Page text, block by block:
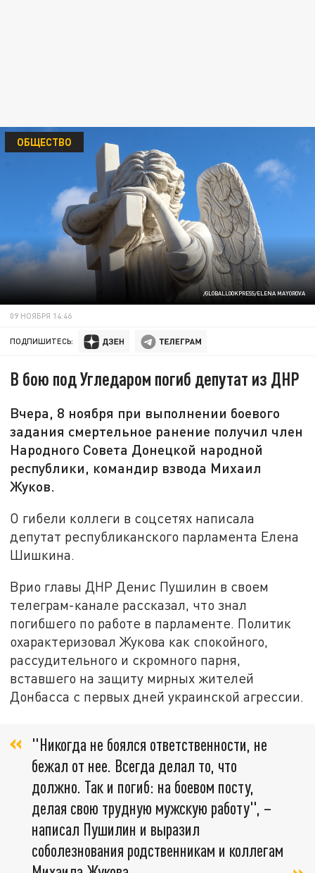
/GLOBALLOOKPRESS/ELENA MAYOROVA
ОБЩЕСТВО
09 НОЯБРЯ 14:46
ПОДПИШИТЕСЬ:
В бою под Угледаром погиб депутат из ДНР
Вчера, 8 ноября при выполнении боевого
задания смертельное ранение получил член
Народного Совета Донецкой народной
республики, командир взвода Михаил
Жуков.
О гибели коллеги в соцсетях написала
депутат республиканского парламента Елена
Шишкина.
Врио главы ДНР Денис Пушилин в своем
телеграм-канале рассказал, что знал
погибшего по работе в парламенте. Политик
охарактеризовал Жукова как спокойного,
рассудительного и скромного парня,
вставшего на защиту мирных жителей
Донбасса с первых дней украинской агрессии.
"Никогда не боялся ответственности, не
бежал от нее. Всегда делал то, что
должно. Так и погиб: на боевом посту,
делая свою трудную мужскую работу", –
написал Пушилин и выразил
соболезнования родственникам и коллегам